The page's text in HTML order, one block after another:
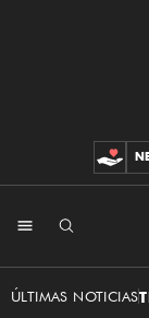
ÚLTIMAS NOTICIAS